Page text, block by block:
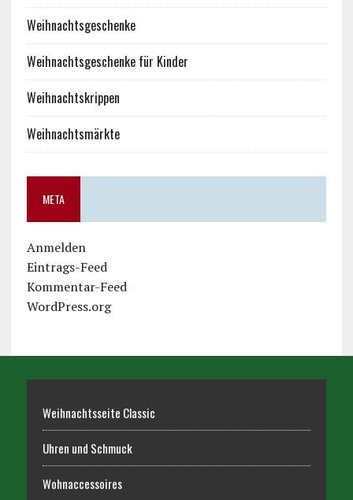
Weihnachtsgeschenke
Weihnachtsgeschenke für Kinder
Weihnachtskrippen
Weihnachtsmärkte
META
Anmelden
Eintrags-Feed
Kommentar-Feed
WordPress.org
Weihnachtsseite Classic
Uhren und Schmuck
Wohnaccessoires